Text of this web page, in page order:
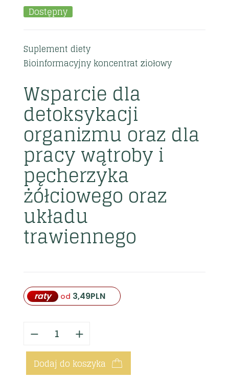
Dostępny
Suplement diety
Bioinformacyjny koncentrat ziołowy
Wsparcie dla
detoksykacji
organizmu oraz dla
pracy wątroby i
pęcherzyka
żółciowego oraz
układu
trawiennego
raty od 3,49PLN
Dodaj do koszyka